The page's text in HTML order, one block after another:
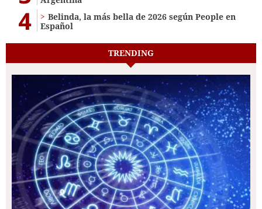
4
Belinda, la más bella de 2026 según People en
Español
TRENDING